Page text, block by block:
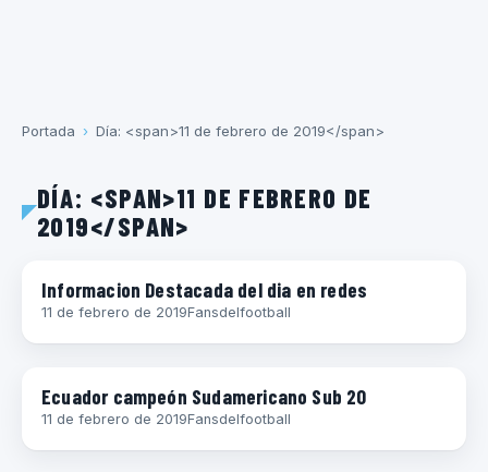
Portada › Día: <span>11 de febrero de 2019</span>
DÍA: <SPAN>11 DE FEBRERO DE
2019</SPAN>
SLIDE SHOW
Informacion Destacada del dia en redes
11 de febrero de 2019Fansdelfootball
Ecuador campeón Sudamericano Sub 20
11 de febrero de 2019Fansdelfootball